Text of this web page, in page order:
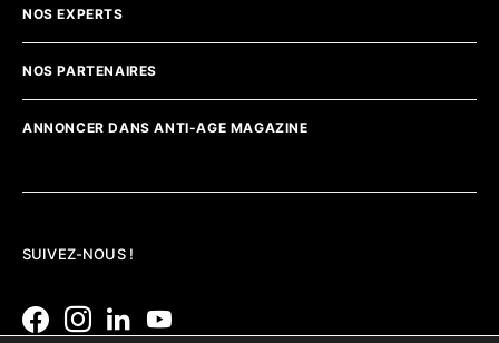
NOS EXPERTS
NOS PARTENAIRES
ANNONCER DANS ANTI-AGE MAGAZINE
SUIVEZ-NOUS !